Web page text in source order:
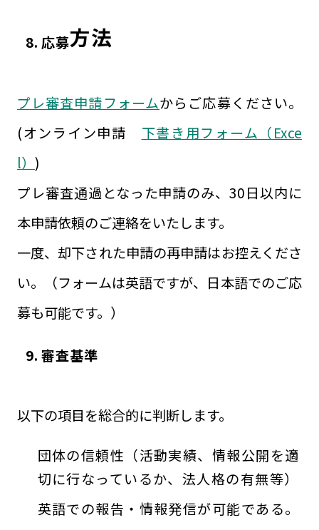
8. 応募方法
プレ審査申請フォームからご応募ください。
(オンライン申請 下書き用フォーム（Exce
l） )
プレ審査通過となった申請のみ、30日以内に
本申請依頼のご連絡をいたします。
一度、却下された申請の再申請はお控えくださ
い。（フォームは英語ですが、日本語でのご応
募も可能です。）
9. 審査基準
以下の項目を総合的に判断します。
団体の信頼性（活動実績、情報公開を適
切に行なっているか、法人格の有無等）
英語での報告・情報発信が可能である。